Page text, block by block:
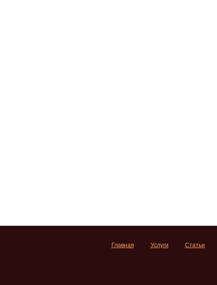
Главная Услуги Статьи